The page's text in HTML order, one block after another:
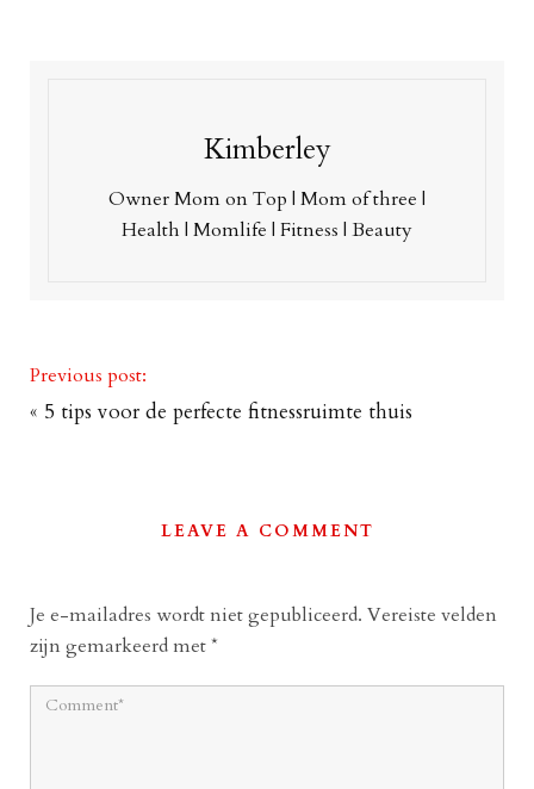
Kimberley
Owner Mom on Top | Mom of three |
Health | Momlife | Fitness | Beauty
Previous post:
« 5 tips voor de perfecte fitnessruimte thuis
LEAVE A COMMENT
Je e-mailadres wordt niet gepubliceerd. Vereiste velden
zijn gemarkeerd met*